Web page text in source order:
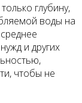
глубину,
воды на
и других
чтобы не